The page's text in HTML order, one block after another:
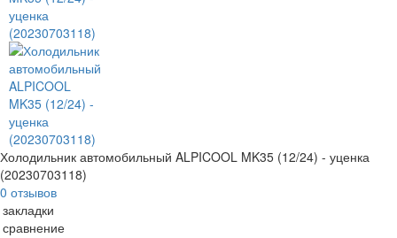
Холодильник автомобильный ALPICOOL MK35 (12/24) - уценка
(20230703118)
0 отзывов